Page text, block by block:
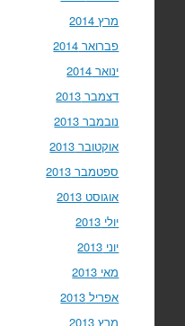
מרץ 2014
פברואר 2014
ינואר 2014
דצמבר 2013
נובמבר 2013
אוקטובר 2013
ספטמבר 2013
אוגוסט 2013
יולי 2013
יוני 2013
מאי 2013
אפריל 2013
מרץ 2013